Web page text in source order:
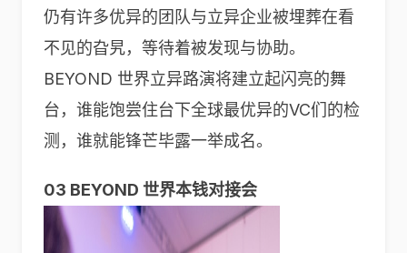
仍有许多优异的团队与立异企业被埋葬在看
不见的旮旯，等待着被发现与协助。
BEYOND 世界立异路演将建立起闪亮的舞
台，谁能饱尝住台下全球最优异的VC们的检
测，谁就能锋芒毕露一举成名。
03 BEYOND 世界本钱对接会